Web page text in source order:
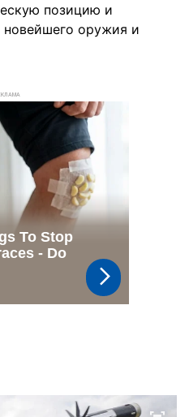
позицию и
новейшего оружия и